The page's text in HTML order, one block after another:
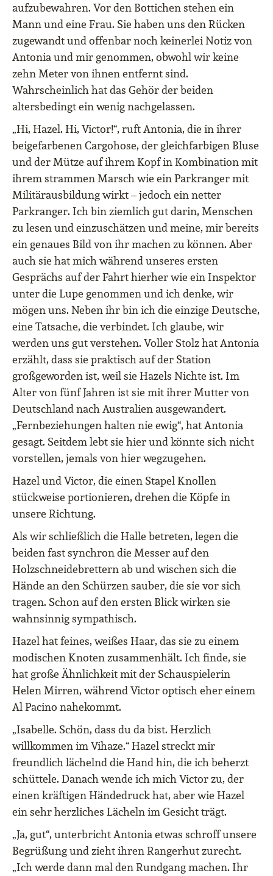
aufzubewahren. Vor den Bottichen stehen ein
Mann und eine Frau. Sie haben uns den Rücken
zugewandt und offenbar noch keinerlei Notiz von
Antonia und mir genommen, obwohl wir keine
zehn Meter von ihnen entfernt sind.
Wahrscheinlich hat das Gehör der beiden
altersbedingt ein wenig nachgelassen.
„Hi, Hazel. Hi, Victor!“, ruft Antonia, die in ihrer
beigefarbenen Cargohose, der gleichfarbigen Bluse
und der Mütze auf ihrem Kopf in Kombination mit
ihrem strammen Marsch wie ein Parkranger mit
Militärausbildung wirkt – jedoch ein netter
Parkranger. Ich bin ziemlich gut darin, Menschen
zu lesen und einzuschätzen und meine, mir bereits
ein genaues Bild von ihr machen zu können. Aber
auch sie hat mich während unseres ersten
Gesprächs auf der Fahrt hierher wie ein Inspektor
unter die Lupe genommen und ich denke, wir
mögen uns. Neben ihr bin ich die einzige Deutsche,
eine Tatsache, die verbindet. Ich glaube, wir
werden uns gut verstehen. Voller Stolz hat Antonia
erzählt, dass sie praktisch auf der Station
großgeworden ist, weil sie Hazels Nichte ist. Im
Alter von fünf Jahren ist sie mit ihrer Mutter von
Deutschland nach Australien ausgewandert.
„Fernbeziehungen halten nie ewig“, hat Antonia
gesagt. Seitdem lebt sie hier und könnte sich nicht
vorstellen, jemals von hier wegzugehen.
Hazel und Victor, die einen Stapel Knollen
stückweise portionieren, drehen die Köpfe in
unsere Richtung.
Als wir schließlich die Halle betreten, legen die
beiden fast synchron die Messer auf den
Holzschneidebrettern ab und wischen sich die
Hände an den Schürzen sauber, die sie vor sich
tragen. Schon auf den ersten Blick wirken sie
wahnsinnig sympathisch.
Hazel hat feines, weißes Haar, das sie zu einem
modischen Knoten zusammenhält. Ich finde, sie
hat große Ähnlichkeit mit der Schauspielerin
Helen Mirren, während Victor optisch eher einem
Al Pacino nahekommt.
„Isabelle. Schön, dass du da bist. Herzlich
willkommen im Vihaze.“ Hazel streckt mir
freundlich lächelnd die Hand hin, die ich beherzt
schüttele. Danach wende ich mich Victor zu, der
einen kräftigen Händedruck hat, aber wie Hazel
ein sehr herzliches Lächeln im Gesicht trägt.
„Ja, gut“, unterbricht Antonia etwas schroff unsere
Begrüßung und zieht ihren Rangerhut zurecht.
„Ich werde dann mal den Rundgang machen. Ihr